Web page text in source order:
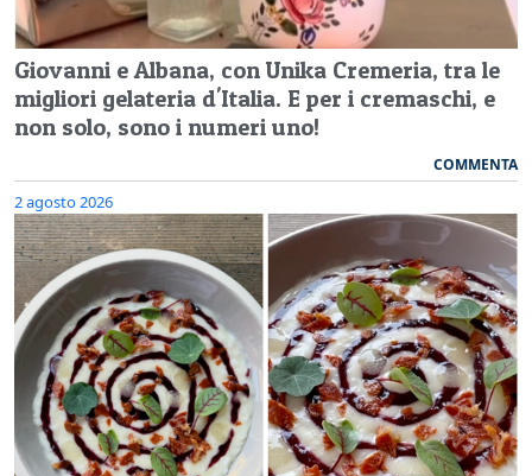
Giovanni e Albana, con Unika Cremeria, tra le
migliori gelateria d'Italia. E per i cremaschi, e
non solo, sono i numeri uno!
COMMENTA
2 agosto 2026